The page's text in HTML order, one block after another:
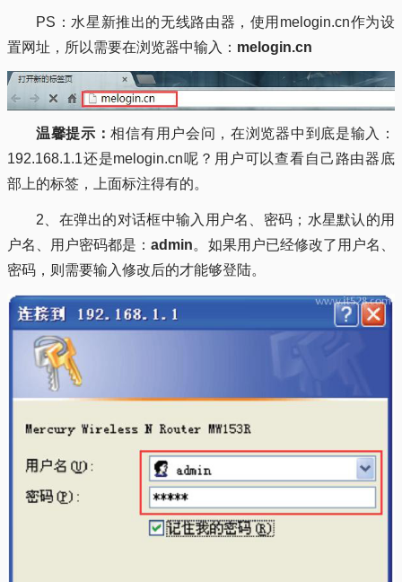
PS：水星新推出的无线路由器，使用melogin.cn作为设
置网址，所以需要在浏览器中输入： melogin.cn
温馨提示：相信有用户会问，在浏览器中到底是输入：
192.168.1.1还是melogin.cn呢？用户可以查看自己路由器底
部上的标签，上面标注得有的。
2、在弹出的对话框中输入用户名、密码；水星默认的用
户名、用户密码都是：admin。如果用户已经修改了用户名、
密码，则需要输入修改后的才能够登陆。